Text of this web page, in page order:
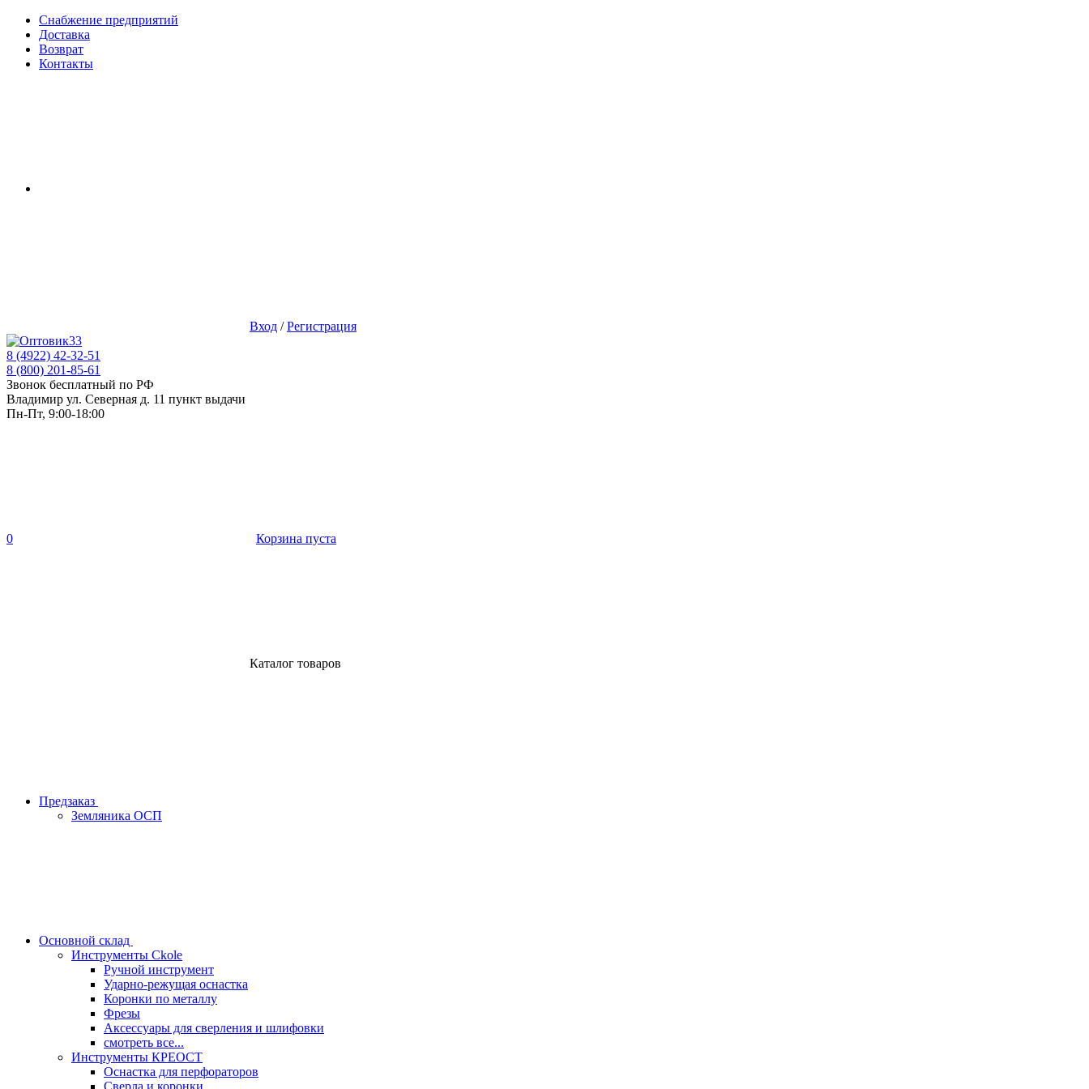
Снабжение предприятий
Доставка
Возврат
Контакты
Вход /Регистрация
8 (4922) 42-32-51
8 (800) 201-85-61
Звонок бесплатный по РФ
Владимир ул. Северная д. 11 пункт выдачи
Пн-Пт, 9:00-18:00
0 Корзина пуста
Каталог товаров
Предзаказ
Земляника ОСП
Основной склад
Инструменты Ckole
Ручной инструмент
Ударно‑режущая оснастка
Коронки по металлу
Фрезы
Аксессуары для сверления и шлифовки
смотреть все...
Инструменты КРЕОСТ
Оснастка для перфораторов
Сверла и коронки